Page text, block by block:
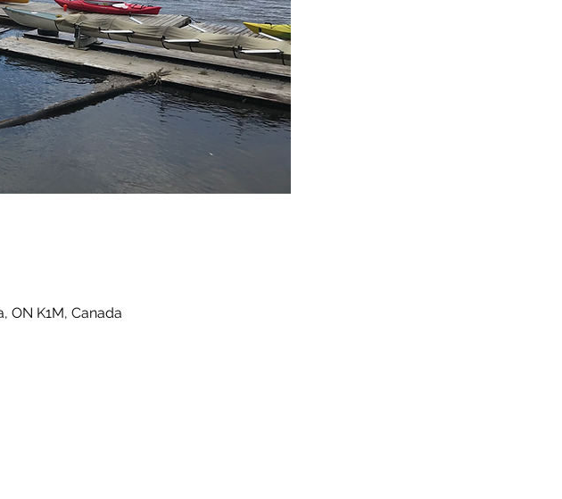
ON K1M, Canada